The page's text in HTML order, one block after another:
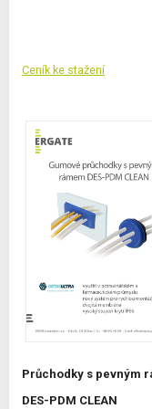
Ceník ke stažení
Průchodky s pevným
DES-PDM CLEAN